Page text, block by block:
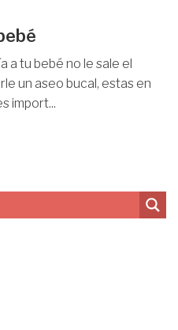
a tu bebé no le sale el
un aseo bucal, estas en
import...